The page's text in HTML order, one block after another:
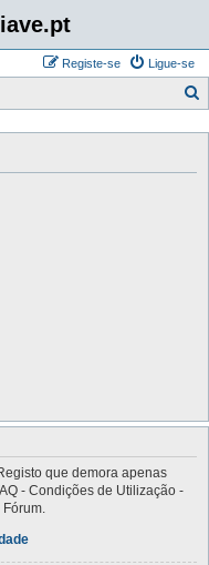
Ligue-se
Registe-se
que demora apenas
- Condições de Utilização -